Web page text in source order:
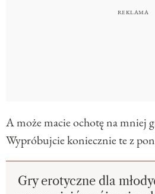
A może macie ochotę na mniej
Wypróbujcie koniecznie te z
Gry erotyczne dla